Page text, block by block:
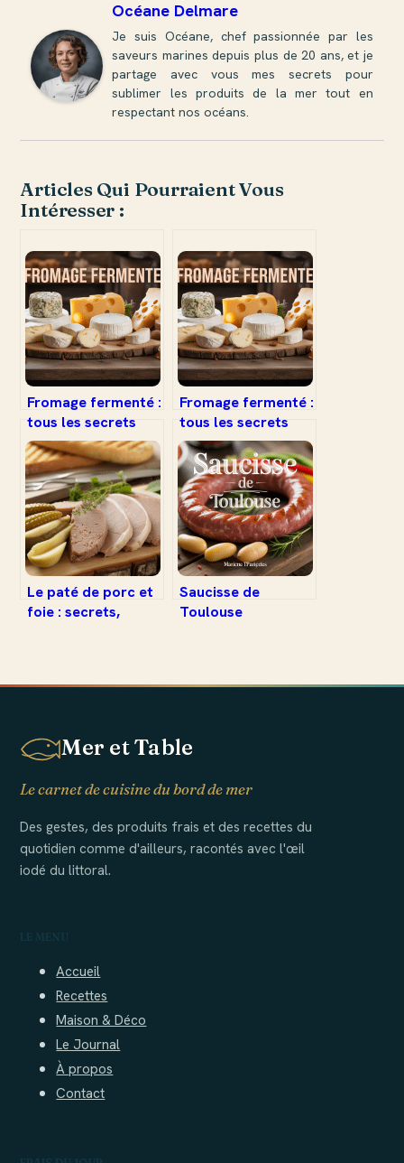
Océane Delmare
Je suis Océane, chef passionnée par les
saveurs marines depuis plus de 20 ans, et je
partage avec vous mes secrets pour
sublimer les produits de la mer tout en
respectant nos océans.
Articles Qui Pourraient Vous
Intéresser :
Fromage fermenté :
tous les secrets
d’un
incontournable de
la gastronomie
Fromage fermenté :
tous les secrets
d’un
incontournable de
la gastronomie
Le paté de porc et
foie : secrets,
Saucisse de
Toulouse
classique
Mer et Table
Le carnet de cuisine du bord de mer
Des gestes, des produits frais et des recettes du
quotidien comme d'ailleurs, racontés avec l'œil
iodé du littoral.
Accueil
Recettes
Maison & Déco
Le Journal
À propos
Contact